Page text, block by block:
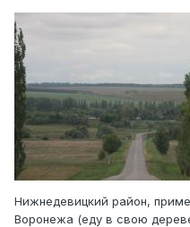
Нижнедевицкий район,
Воронежа (еду в свою